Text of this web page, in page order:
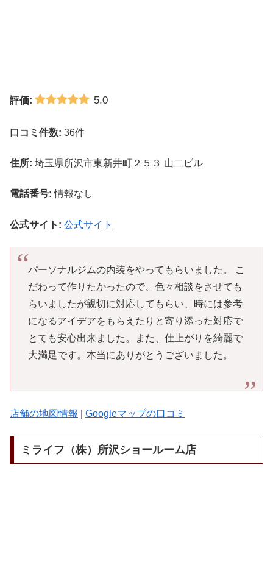
評価: 5.0
口コミ件数: 36件
住所: 埼玉県所沢市東新井町２５３ 山二ビル
電話番号: 情報なし
公式サイト: 公式サイト
パーソナルジムの内装をやってもらいました。 こ
だわって作りたかったので、色々相談をさせても
らいましたが親切に対応してもらい、時には参考
になるアイデアをもらえたりと寄り添った対応で
とても安心出来ました。また、仕上がりを綺麗で
大満足です。本当にありがとうございました。
店舗の地図情報 Googleマップの口コミ
ミライフ（株）所沢ショールーム店